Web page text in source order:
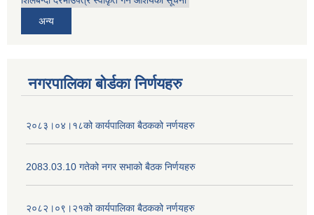
अन्य
नगरपालिका बोर्डका निर्णयहरु
२०८३।०४।१८को कार्यपालिका बैठकको नर्णयहरु
2083.03.10 गतेको नगर सभाको बैठक निर्णयहरु
२०८२।०९।२१को कार्यपालिका बैठकको नर्णयहरु